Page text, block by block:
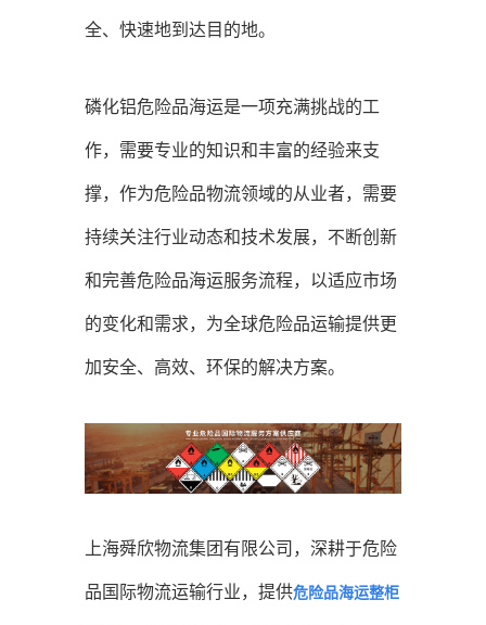
全、快速地到达目的地。
磷化铝危险品海运是一项充满挑战的工
作，需要专业的知识和丰富的经验来支
撑，作为危险品物流领域的从业者，需要
持续关注行业动态和技术发展，不断创新
和完善危险品海运服务流程，以适应市场
的变化和需求，为全球危险品运输提供更
加安全、高效、环保的解决方案。
上海舜欣物流集团有限公司，深耕于危险
品国际物流运输行业，提供危险品海运整柜